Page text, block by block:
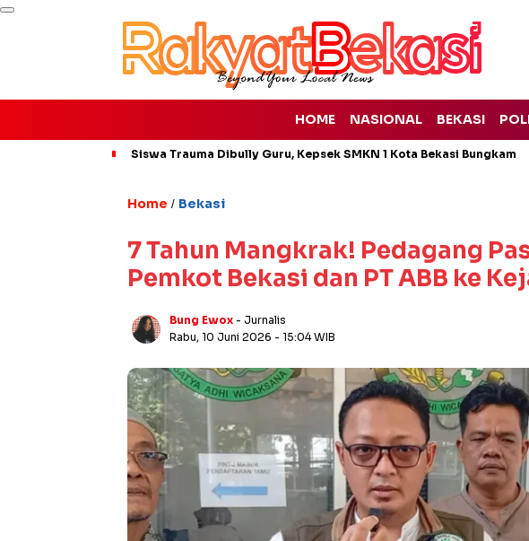
HOME NASIONAL BEKASI
Siswa Trauma Dibully Guru, Kepsek SMKN 1 Kota Bekasi Bungkam
Home / Bekasi
7 Tahun Mangkrak! Pedagang
Pemkot Bekasi dan PT ABB ke
Bung Ewox - Jurnalis
Rabu, 10 Juni 2026 - 15:04 WIB